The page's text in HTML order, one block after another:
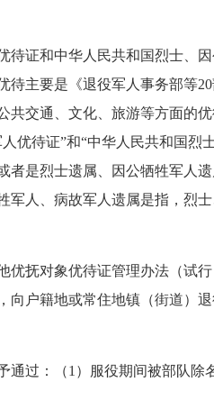
待证和中华人民共和国烈士、
待主要是《退役军人事务部等20
共交通、文化、旅游等方面的
优待证”和“中华人民共和国烈
者是烈士遗属、因公牺牲军人
军人、病故军人遗属是指，烈
优抚对象优待证管理办法（试
向户籍地或常住地镇（街道）
通过：（1 ）服役期间被部队除